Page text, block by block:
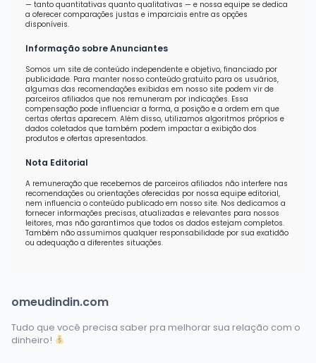
— tanto quantitativas quanto qualitativas — e nossa equipe se dedica
a oferecer comparações justas e imparciais entre as opções
disponíveis.
Informação sobre Anunciantes
Somos um site de conteúdo independente e objetivo, financiado por
publicidade. Para manter nosso conteúdo gratuito para os usuários,
algumas das recomendações exibidas em nosso site podem vir de
parceiros afiliados que nos remuneram por indicações. Essa
compensação pode influenciar a forma, a posição e a ordem em que
certas ofertas aparecem. Além disso, utilizamos algoritmos próprios e
dados coletados que também podem impactar a exibição dos
produtos e ofertas apresentados.
Nota Editorial
A remuneração que recebemos de parceiros afiliados não interfere nas
recomendações ou orientações oferecidas por nossa equipe editorial,
nem influencia o conteúdo publicado em nosso site. Nos dedicamos a
fornecer informações precisas, atualizadas e relevantes para nossos
leitores, mas não garantimos que todos os dados estejam completos.
Também não assumimos qualquer responsabilidade por sua exatidão
ou adequação a diferentes situações.
omeudindin.com
Tudo que você precisa saber pra melhorar sua relação com o
dinheiro!